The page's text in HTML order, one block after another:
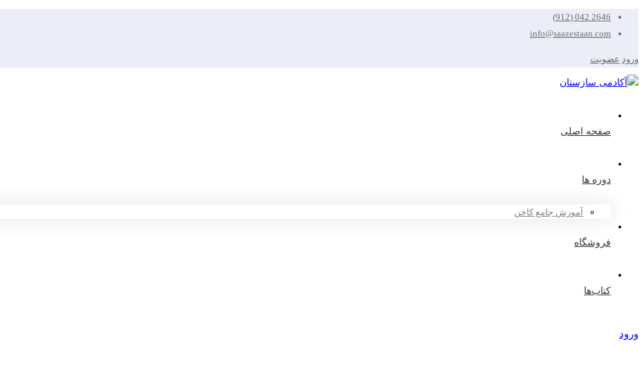
2646 042 (912)
info@saazestaan.com
ورود عضویت
صفحه اصلی
دوره ها
آموزش جامع کاخن
فروشگاه
کتاب‌ها
ورود